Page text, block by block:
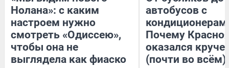
Нолана»: с каким
настроем нужно
смотреть «Одиссею»,
чтобы она не
выглядела как фиаско
автобусов с
Почему
оказался
(почти во всём)